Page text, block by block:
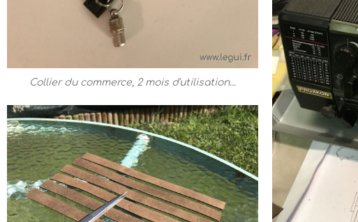
Collier du commerce, 2 mois d'utilisation...